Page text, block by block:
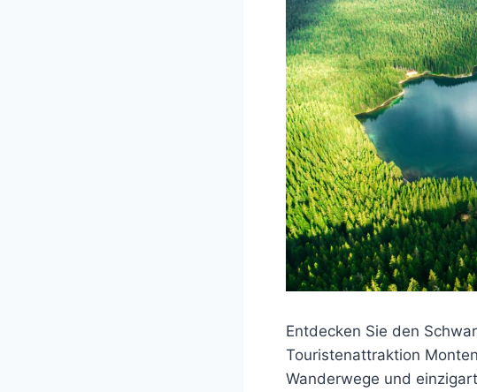
Entdecken Sie den
Touristenattraktion
Wanderwege und